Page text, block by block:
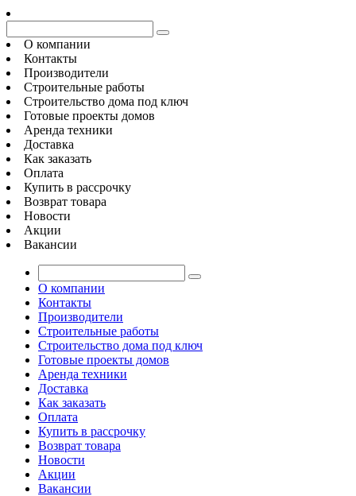
О компании
Контакты
Производители
Строительные работы
Строительство дома под ключ
Готовые проекты домов
Аренда техники
Доставка
Как заказать
Оплата
Купить в рассрочку
Возврат товара
Новости
Акции
Вакансии
О компании
Контакты
Производители
Строительные работы
Строительство дома под ключ
Готовые проекты домов
Аренда техники
Доставка
Как заказать
Оплата
Купить в рассрочку
Возврат товара
Новости
Акции
Вакансии